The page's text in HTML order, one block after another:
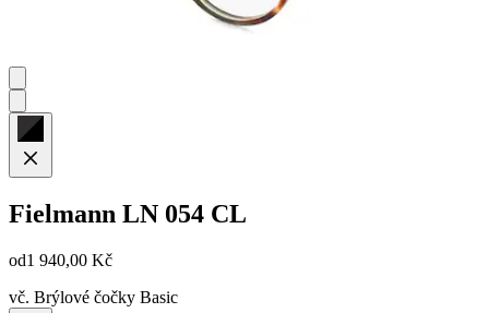
Fielmann LN 054 CL
od1 940,00 Kč
vč. Brýlové čočky Basic